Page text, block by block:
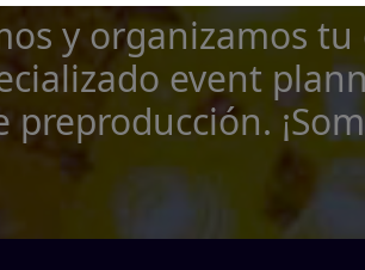
y organizamos
event
preproducción.